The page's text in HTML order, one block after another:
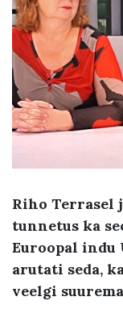
Riho Terrasel
tunnetus ka
Euroopal indu
arutati seda,
veelgi